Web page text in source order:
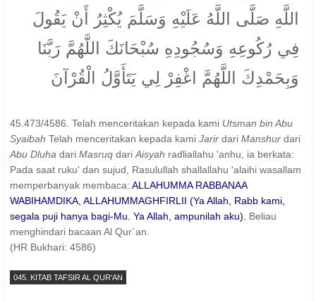
اللَّهِ صَلَّى اللَّهُ عَلَيْهِ وَسَلَّمَ يُكْثِرُ أَنْ يَقُولَ
فِي رُكُوعِهِ وَسُجُودِهِ سُبْحَانَكَ اللَّهُمَّ رَبَّنَا
وَبِحَمْدِكَ اللَّهُمَّ اغْفِرْ لِي يَتَأَوَّلُ الْقُرْآنَ
45.473/4586. Telah menceritakan kepada kami Utsman bin Abu
Syaibah Telah menceritakan kepada kami Jarir dari Manshur dari
Abu Dluha dari Masruq dari Aisyah radliallahu 'anhu, ia berkata:
Pada saat ruku' dan sujud, Rasulullah shallallahu 'alaihi wasallam
memperbanyak membaca: ALLAHUMMA RABBANAA
WABIHAMDIKA, ALLAHUMMAGHFIRLII (Ya Allah, Rabb kami,
segala puji hanya bagi-Mu. Ya Allah, ampunilah aku).
Beliau
menghindari bacaan Al Qur`an.
(HR Bukhari: 4586)
045. KITAB TAFSIR AL QUR'AN